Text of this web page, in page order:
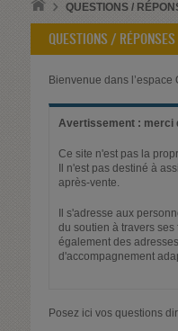
QUESTIONS /
QUESTIONS / RÉPONSES
Bienvenue dans l’espace
Avertissement : merci
Ce site n'est pas la
Il n'est pas destiné à
après-vente.
Il s'adresse aux
du soutien à travers
également des
d'accompagnement
Posez ici vos questions